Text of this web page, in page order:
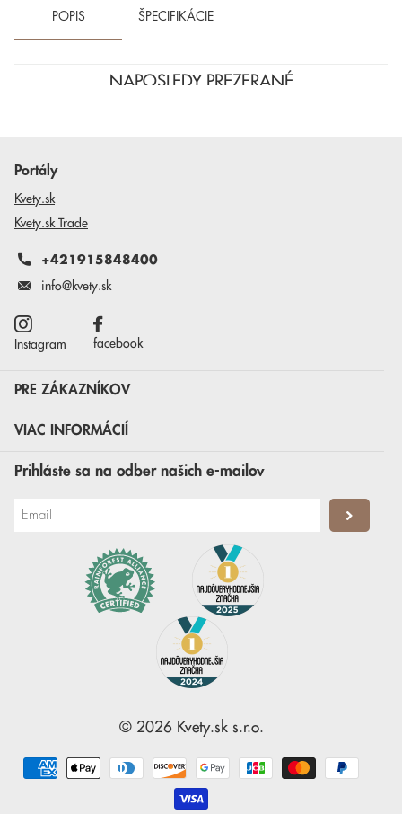
POPIS ŠPECIFIKÁCIE
NAPOSLEDY PREZERANÉ
Portály
Kvety.sk
Kvety.sk Trade
+421915848400
info@kvety.sk
Instagram facebook
PRE ZÁKAZNÍKOV
VIAC INFORMÁCIÍ
Prihláste sa na odber našich e-mailov
© 2026 Kvety.sks.r.o.